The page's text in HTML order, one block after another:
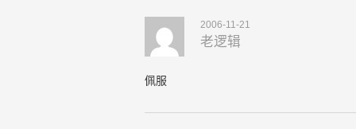
2006-11-21
老逻辑
佩服